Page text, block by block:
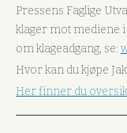
Pressens Faglige
klager mot mediene
om klageadgang, se:
Hvor kan du kjøpe
Her finner du